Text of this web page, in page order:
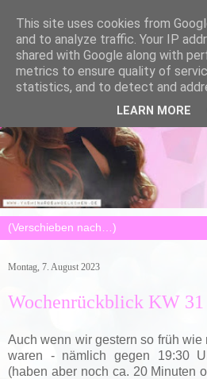
Montag, 7. August 2023
Wochenrückblick KW
Auch wenn wir gestern so früh
waren - nämlich gegen 19:30
(haben aber noch ca. 20 Minuten
This site uses cookies from
and to analyze traffic. Your IP
shared with Google along with
metrics to ensure quality of
statistics, and to detect and
LEARN MORE